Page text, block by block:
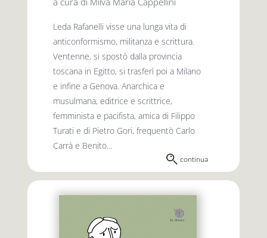
Leda Rafanelli visse una lunga vita di
anticonformismo, militanza e scrittura.
Ventenne, si spostò dalla provincia
toscana in Egitto, si trasferì poi a Milano
e infine a Genova. Anarchica e
musulmana, editrice e scrittrice,
femminista e pacifista, amica di Filippo
Turati e di Pietro Gori, frequentò Carlo
Carrà e Benito...
continua